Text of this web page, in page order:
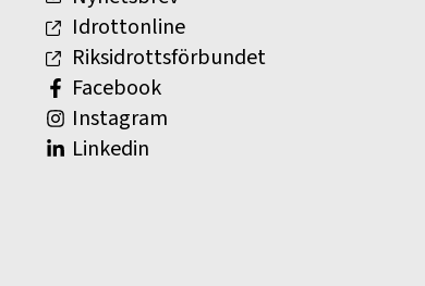
Idrottonline
Riksidrottsförbundet
Facebook
Instagram
Linkedin